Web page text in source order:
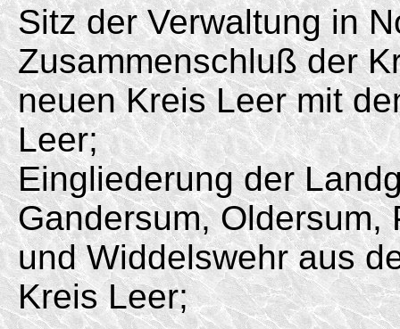
Sitz der Verwaltung in
Zusammenschluß der
neuen Kreis Leer mit
Leer;
Eingliederung der
Gandersum, Oldersum,
und Widdelswehr aus
Kreis Leer;